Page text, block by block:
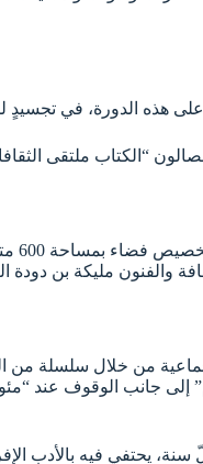
الدورة، في تجسيدٍ
“الكتاب ملتقى
والفنون مليكة بن
يحتفي فيه بالأدب